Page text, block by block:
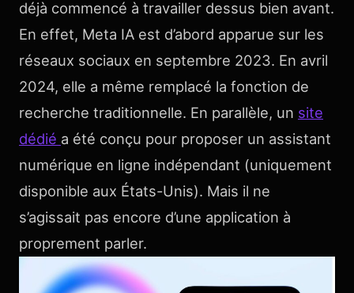
déjà commencé à travailler dessus bien avant.
En effet, Meta IA est d’abord apparue sur les
réseaux sociaux en septembre 2023. En avril
2024, elle a même remplacé la fonction de
recherche traditionnelle. En parallèle, un site
dédié a été conçu pour proposer un assistant
numérique en ligne indépendant (uniquement
disponible aux États-Unis). Mais il ne
s’agissait pas encore d’une application à
proprement parler.